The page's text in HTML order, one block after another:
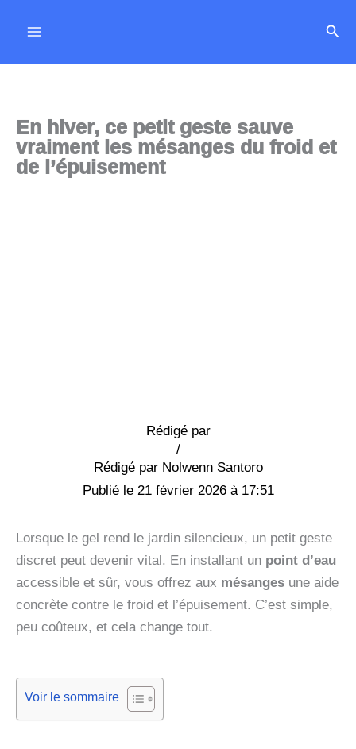
En hiver, ce petit geste sauve
vraiment les mésanges du froid et
de l’épuisement
Rédigé par
Nolwenn Santoro
/
21 février 2026 à 17:51
Lorsque le gel rend le jardin silencieux, un petit geste
discret peut devenir vital. En installant un point d’eau
accessible et sûr, vous offrez aux mésanges une aide
concrète contre le froid et l’épuisement. C’est simple,
peu coûteux, et cela change tout.
Voir le sommaire